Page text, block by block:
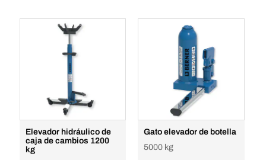
Elevador hidráulico de
caja de cambios 1200
kg
Gato elevador de botella
5000 kg